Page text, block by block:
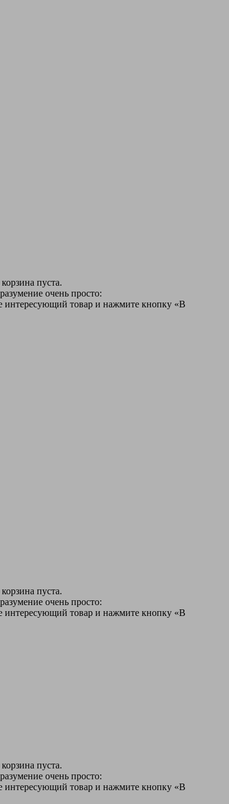
пуста.
очень просто:
интересующий товар и нажмите кнопку «В
пуста.
очень просто:
интересующий товар и нажмите кнопку «В
пуста.
очень просто:
интересующий товар и нажмите кнопку «В